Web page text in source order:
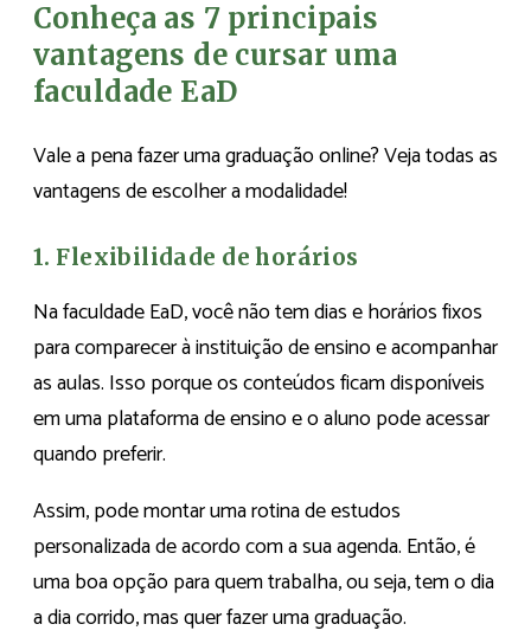
Conheça as 7 principais
vantagens de cursar uma
faculdade EaD
Vale a pena fazer uma graduação online? Veja todas as
vantagens de escolher a modalidade!
1. Flexibilidade de horários
Na faculdade EaD, você não tem dias e horários fixos
para comparecer à instituição de ensino e acompanhar
as aulas. Isso porque os conteúdos ficam disponíveis
em uma plataforma de ensino e o aluno pode acessar
quando preferir.
Assim, pode montar uma rotina de estudos
personalizada de acordo com a sua agenda. Então, é
uma boa opção para quem trabalha, ou seja, tem o dia
a dia corrido, mas quer fazer uma graduação.